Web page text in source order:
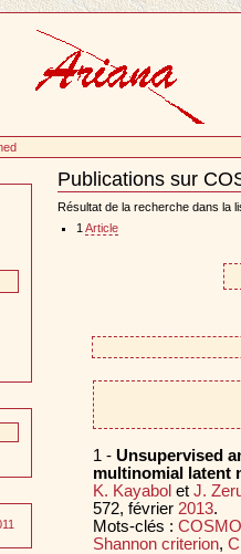
Publications sur
Document
Actions
Résultat de la recherche dans la
1 Article
1 - Unsupervised
multinomial latent
K. Kayabolet J.
572, février 2013.
Mots-clés :
Shannon criterion,